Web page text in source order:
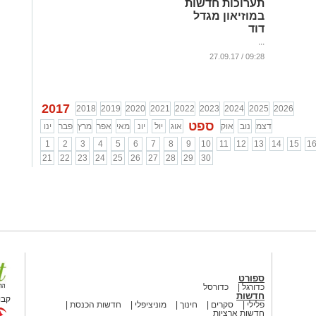
תערוכות חדשות
במוזיאון מגדל
דוד
...
09:28 / 27.09.17
2017 2018 2019 2020 2021 2022 2023 2024 2025 2026
ינו
פבר מרץ אפר מאי יונ יול אוג ספט אוק נוב
דצמ
1
2 3 4 5 6 7 8 9 10 11 12 13 14 15
16
21
22 23 24 25 26 27 28 29 30
ספורט
כדורגל כדורסל
חדשות
פלילי סקרים חינוך מוניציפלי
חדשות הכנסת
חדשות ארציות